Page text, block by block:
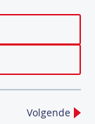
Volgende